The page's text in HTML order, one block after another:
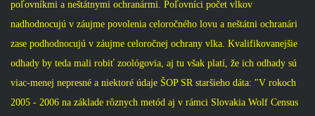
poľovníkmi a neštátnymi ochranármi. Poľovníci počet vlkov
nadhodnocujú v záujme povolenia celoročného lovu a neštátni ochranári
zase podhodnocujú v záujme celoročnej ochrany vlka. Kvalifikovanejšie
odhady by teda mali robiť zoológovia, aj tu však platí, že ich odhady sú
viac-menej nepresné a niektoré údaje ŠOP SR staršieho dáta: "V rokoch
2005 - 2006 na základe rôznych metód aj v rámci Slovakia Wolf Census